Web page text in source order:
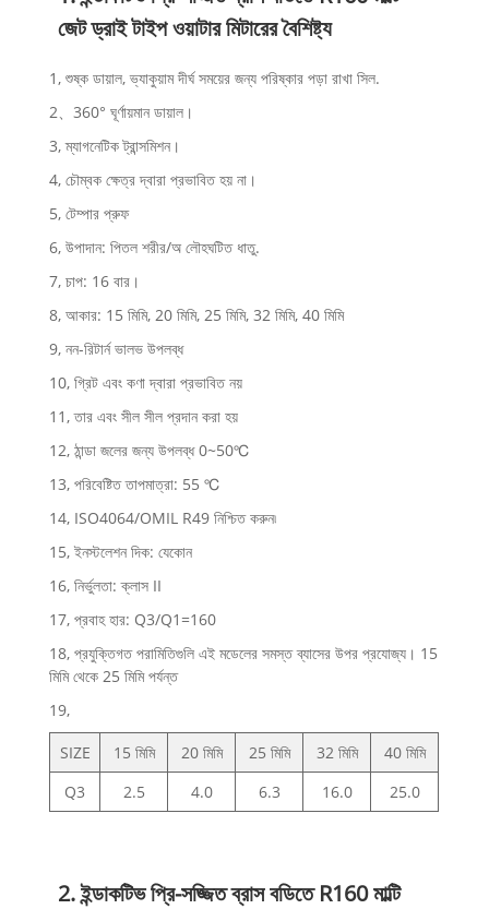
জেট ড্রাই টাইপ ওয়াটার মিটারের বৈশিষ্ট্য
1, শুষ্ক ডায়াল, ভ্যাকুয়াম দীর্ঘ সময়ের জন্য পরিষ্কার পড়া রাখা সিল.
2、360° ঘূর্ণায়মান ডায়াল।
3, ম্যাগনেটিক ট্রান্সমিশন।
4, চৌম্বক ক্ষেত্র দ্বারা প্রভাবিত হয় না।
5, টেম্পার প্রুফ
6, উপাদান: পিতল শরীর/অ লৌহঘটিত ধাতু.
7, চাপ: 16 বার।
8, আকার: 15 মিমি, 20 মিমি, 25 মিমি, 32 মিমি, 40 মিমি
9, নন-রিটার্ন ভালভ উপলব্ধ
10, গ্রিট এবং কণা দ্বারা প্রভাবিত নয়
11, তার এবং সীল সীল প্রদান করা হয়
12, ঠান্ডা জলের জন্য উপলব্ধ 0~50℃
13, পরিবেষ্টিত তাপমাত্রা: 55 ℃
14, ISO4064/OMIL R49 নিশ্চিত করুন৷
15, ইনস্টলেশন দিক: যেকোন
16, নির্ভুলতা: ক্লাস II
17, প্রবাহ হার: Q3/Q1=160
18, প্রযুক্তিগত পরামিতিগুলি এই মডেলের সমস্ত ব্যাসের উপর প্রযোজ্য। 15
মিমি থেকে 25 মিমি পর্যন্ত
19,
SIZE 15 মিমি 20 মিমি 25 মিমি 32 মিমি
40 মিমি
Q3
2.5 4.0 6.3 16.0 25.0
2. ইন্ডাকটিভ প্রি-সজ্জিত ব্রাস বডিতে R160 মাল্টি